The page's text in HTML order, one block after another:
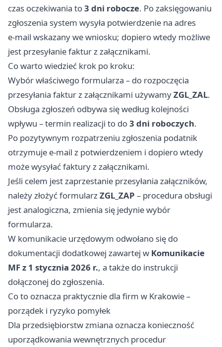
czas oczekiwania to3 dni robocze. Po zaksięgowaniu
zgłoszenia system wysyła potwierdzenie na adres
e‑mail wskazany we wniosku; dopiero wtedy możliwe
jest przesyłanie faktur z załącznikami.
Co warto wiedzieć krok po kroku:
Wybór właściwego formularza – do rozpoczęcia
przesyłania faktur z załącznikami używamyZGL_ZAL.
Obsługa zgłoszeń odbywa się według kolejności
wpływu – termin realizacji to do3 dni roboczych.
Po pozytywnym rozpatrzeniu zgłoszenia podatnik
otrzymuje e‑mail z potwierdzeniem i dopiero wtedy
może wysyłać faktury z załącznikami.
Jeśli celem jest zaprzestanie przesyłania załączników,
należy złożyć formularzZGL_ZAP – procedura obsługi
jest analogiczna, zmienia się jedynie wybór
formularza.
W komunikacie urzędowym odwołano się do
dokumentacji dodatkowej zawartej w Komunikacie
MF z 1 stycznia 2026 r., a także do instrukcji
dołączonej do zgłoszenia.
Co to oznacza praktycznie dla firm w Krakowie –
porządek i ryzyko pomyłek
Dla przedsiębiorstw zmiana oznacza konieczność
uporządkowania wewnętrznych procedur